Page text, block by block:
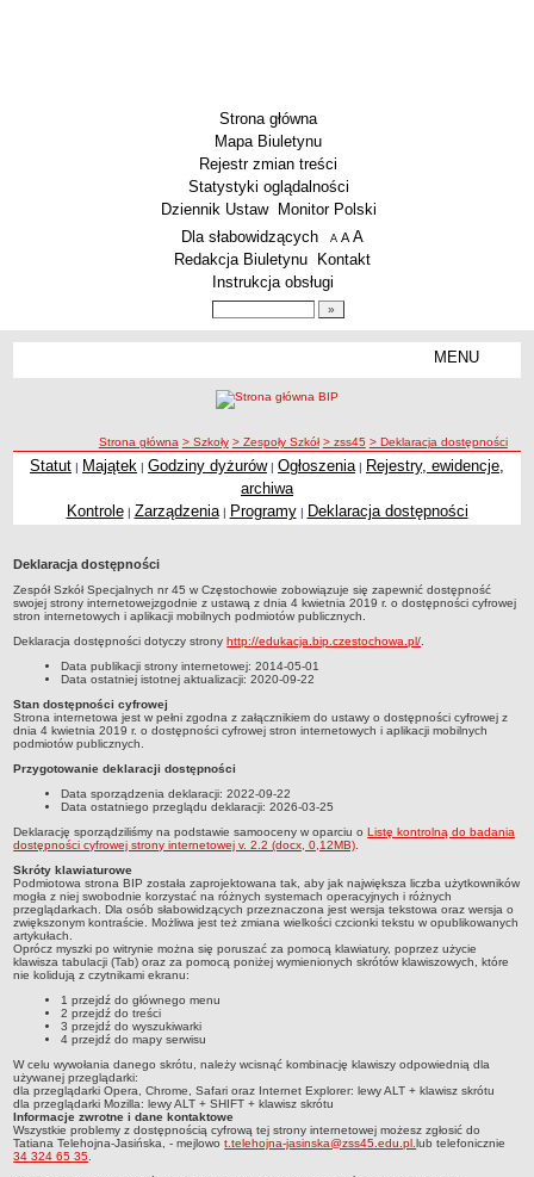
Strona główna
Mapa Biuletynu
Rejestr zmian treści
Statystyki oglądalności
Dziennik Ustaw
Monitor Polski
Menu dodatkowe
Dla słabowidzących A pomniejsz czcionkę
A standardowy rozmiar czcionki
A
Redakcja Biuletynu
Kontakt
Instrukcja obsługi
MENU
Zespoły Szkół
Techniczne Zakłady Naukowe
Przedszkola Miejskie
ARCHIWUM SZKÓŁ I PLACÓWEK
Zlikwidowane gimnazja
Przekształcone szkoły i placówki
Wielofunkcyjna Placówka
SPECJALNE OŚRODKI SZKOLNO-WYCHOWAWCZE
Specjalny Ośrodek nr 1
Dane podstawowe
Statut
Majątek
Godziny dyżurów
Ogłoszenie
Zarządzenia
Kontrole
Rejestry, ewidencje, archiwa
Sprawozdania
Deklaracja dostępności
PORADNIE PSYCHOLOGICZNO-PEDAGOGICZNE
Zespół Poradni
ścieżka nawigacji
Strona główna > Szkoły > Zespoły Szkół > zss45 > Deklaracja dostępności
Statut | Majątek | Godziny dyżurów| Ogłoszenia | Rejestry, ewidencje,
archiwa
Kontrole| Zarządzenia| Programy| Deklaracja dostępności
Deklaracja dostępności
Zespół Szkół Specjalnych nr 45 w Częstochowie zobowiązuje się zapewnić dostępność
swojejstrony internetowejzgodnie z ustawą z dnia 4 kwietnia 2019 r. o dostępności cyfrowej
stron internetowych i aplikacji mobilnych podmiotów publicznych.
Deklaracja dostępności dotyczy stronyhttp://edukacja.bip.czestochowa.pl/
Data publikacji strony internetowej:2014-05-01
Data ostatniej istotnej aktualizacji:2020-09-22
Stan dostępności cyfrowej
Strona internetowa jest w pełni zgodna z załącznikiem do ustawy o dostępności cyfrowej z
dnia 4 kwietnia 2019 r. o dostępności cyfrowej stron internetowych i aplikacji mobilnych
podmiotów publicznych.
Przygotowanie deklaracji dostępności
Data sporządzenia deklaracji:2022-09-22
Data ostatniego przeglądu deklaracji:2026-03-25
Deklarację sporządziliśmy na podstawie samooceny w oparciu oListę kontrolną do badania
dostępności cyfrowej strony internetowej v. 2.2 (docx, 0,12MB)
Skróty klawiaturowe
Podmiotowa strona BIP została zaprojektowana tak, aby jak największa liczba użytkowników
mogła z niej swobodnie korzystać na różnych systemach operacyjnych i różnych
przeglądarkach. Dla osób słabowidzących przeznaczona jest wersja tekstowa oraz wersja o
zwiększonym kontraście. Możliwa jest też zmiana wielkości czcionki tekstu w opublikowanych
artykułach.
Oprócz myszki po witrynie można się poruszać za pomocą klawiatury, poprzez użycie
klawisza tabulacji (Tab) oraz za pomocą poniżej wymienionych skrótów klawiszowych, które
nie kolidują z czytnikami ekranu:
1 przejdź do głównego menu
2 przejdź do treści
3 przejdź do wyszukiwarki
4 przejdź do mapy serwisu
W celu wywołania danego skrótu, należy wcisnąć kombinację klawiszy odpowiednią dla
używanej przeglądarki:
dla przeglądarki Opera, Chrome, Safari oraz Internet Explorer: lewy ALT + klawisz skrótu
dla przeglądarki Mozilla: lewy ALT + SHIFT + klawisz skrótu
Informacje zwrotne i dane kontaktowe
Wszystkie problemy z dostępnością cyfrową tej strony internetowej możesz zgłosić do
Tatiana Telehojna-Jasińska,- mejlowot.telehojna-jasinska@zss45.edu.pl.lub telefonicznie
34 324 65 35